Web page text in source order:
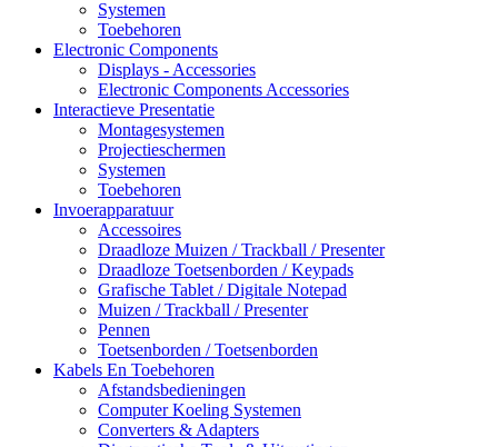
Systemen
Toebehoren
Electronic Components
Displays - Accessories
Electronic Components Accessories
Interactieve Presentatie
Montagesystemen
Projectieschermen
Systemen
Toebehoren
Invoerapparatuur
Accessoires
Draadloze Muizen / Trackball / Presenter
Draadloze Toetsenborden / Keypads
Grafische Tablet / Digitale Notepad
Muizen / Trackball / Presenter
Pennen
Toetsenborden / Toetsenborden
Kabels En Toebehoren
Afstandsbedieningen
Computer Koeling Systemen
Converters & Adapters